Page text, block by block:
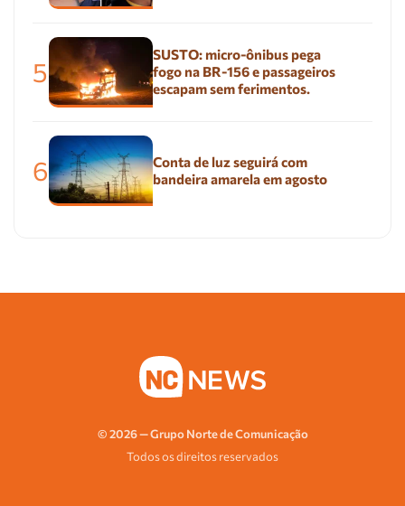
5
SUSTO: micro-ônibus pega
fogo na BR-156 e passageiros
escapam sem ferimentos.
6
Conta de luz seguirá com
bandeira amarela em agosto
© 2026 — Grupo Norte de Comunicação
Todos os direitos reservados